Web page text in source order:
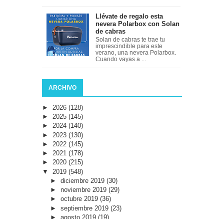
Llévate de regalo esta
nevera Polarbox con Solan
de cabras
Solan de cabras te trae tu
imprescindible para este
verano, una nevera Polarbox.
Cuando vayas a ...
ARCHIVO
► 2026 (128)
► 2025 (145)
► 2024 (140)
► 2023 (130)
► 2022 (145)
► 2021 (178)
► 2020 (215)
▼ 2019 (548)
► diciembre 2019 (30)
► noviembre 2019 (29)
► octubre 2019 (36)
► septiembre 2019 (23)
► agosto 2019 (19)